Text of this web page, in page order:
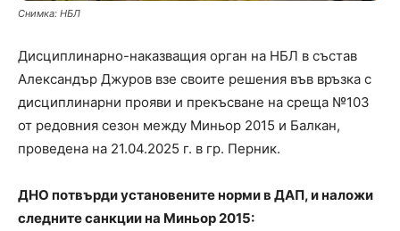
Снимка: НБЛ
Дисциплинарно-наказващия орган на НБЛ в състав
Александър Джуров взе своите решения във връзка с
дисциплинарни прояви и прекъсване на среща №103
от редовния сезон между Миньор 2015 и Балкан,
проведена на 21.04.2025 г. в гр. Перник.
ДНО потвърди установените норми в ДАП, и наложи
следните санкции на Миньор 2015: